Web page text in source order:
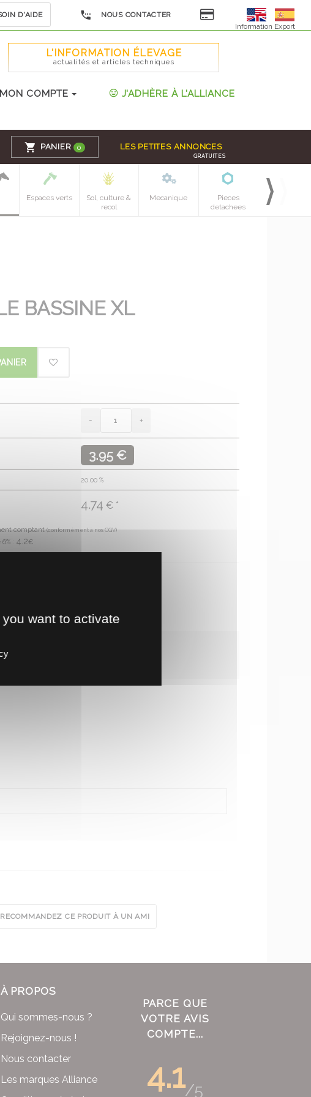
D'AIDE
NOUS CONTACTER
Information Export
L'INFORMATION ÉLEVAGE
actualités et articles techniques
MON COMPTE J'ADHÈRE À L'ALLIANCE
PANIER 0 LES PETITES ANNONCES
GRATUITES
Espaces verts
Sol, culture &
recol
Mecanique
Pieces
detachees
BASSINE XL
3.95 €
20.00 %
4.74 € *
comptant(conformément à nos CGV)
: 4.2€
!
RECOMMANDEZ CE PRODUIT À UN AMI
À PROPOS
Qui sommes-nous ?
Rejoignez-nous !
Nous contacter
Les marques Alliance
PARCE QUE
VOTRE AVIS
COMPTE...
4.1/5
want to activate